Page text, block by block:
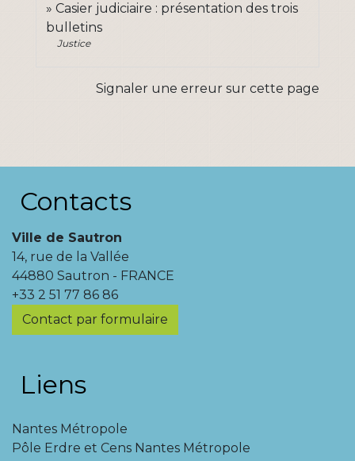
Casier judiciaire : présentation des trois
bulletins
Justice
Signaler une erreur sur cette page
Contacts
Ville de Sautron
14, rue de la Vallée
44880 Sautron - FRANCE
+33 2 51 77 86 86
Contact par formulaire
Liens
Nantes Métropole
Pôle Erdre et Cens Nantes Métropole